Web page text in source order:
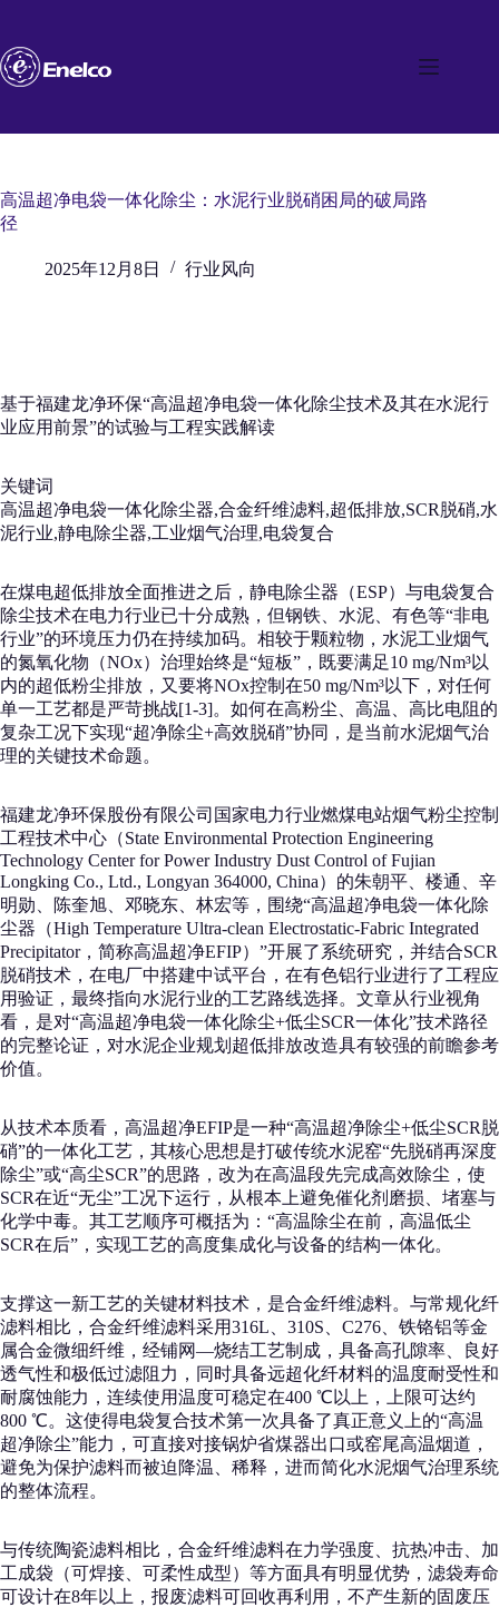
内
容
高温超净电袋一体化除尘：水泥行业脱硝困局的破局路
径
2025年12月8日 行业风向
基于福建龙净环保“高温超净电袋一体化除尘技术及其在水泥行
业应用前景”的试验与工程实践解读
关键词
高温超净电袋一体化除尘器,合金纤维滤料,超低排放,SCR脱硝,水
泥行业,静电除尘器,工业烟气治理,电袋复合
在煤电超低排放全面推进之后，静电除尘器（ESP）与电袋复合
除尘技术在电力行业已十分成熟，但钢铁、水泥、有色等“非电
行业”的环境压力仍在持续加码。相较于颗粒物，水泥工业烟气
的氮氧化物（NOx）治理始终是“短板”，既要满足10 mg/Nm³以
内的超低粉尘排放，又要将NOx控制在50 mg/Nm³以下，对任何
单一工艺都是严苛挑战[1-3]。如何在高粉尘、高温、高比电阻的
复杂工况下实现“超净除尘+高效脱硝”协同，是当前水泥烟气治
理的关键技术命题。
福建龙净环保股份有限公司国家电力行业燃煤电站烟气粉尘控制
工程技术中心（State Environmental Protection Engineering
Technology Center for Power Industry Dust Control of Fujian
Longking Co., Ltd., Longyan 364000, China）的朱朝平、楼通、辛
明勋、陈奎旭、邓晓东、林宏等，围绕“高温超净电袋一体化除
尘器（High Temperature Ultra-clean Electrostatic-Fabric Integrated
Precipitator，简称高温超净EFIP）”开展了系统研究，并结合SCR
脱硝技术，在电厂中搭建中试平台，在有色铝行业进行了工程应
用验证，最终指向水泥行业的工艺路线选择。文章从行业视角
看，是对“高温超净电袋一体化除尘+低尘SCR一体化”技术路径
的完整论证，对水泥企业规划超低排放改造具有较强的前瞻参考
价值。
从技术本质看，高温超净EFIP是一种“高温超净除尘+低尘SCR脱
硝”的一体化工艺，其核心思想是打破传统水泥窑“先脱硝再深度
除尘”或“高尘SCR”的思路，改为在高温段先完成高效除尘，使
SCR在近“无尘”工况下运行，从根本上避免催化剂磨损、堵塞与
化学中毒。其工艺顺序可概括为：“高温除尘在前，高温低尘
SCR在后”，实现工艺的高度集成化与设备的结构一体化。
支撑这一新工艺的关键材料技术，是合金纤维滤料。与常规化纤
滤料相比，合金纤维滤料采用316L、310S、C276、铁铬铝等金
属合金微细纤维，经铺网—烧结工艺制成，具备高孔隙率、良好
透气性和极低过滤阻力，同时具备远超化纤材料的温度耐受性和
耐腐蚀能力，连续使用温度可稳定在400 ℃以上，上限可达约
800 ℃。这使得电袋复合技术第一次具备了真正意义上的“高温
超净除尘”能力，可直接对接锅炉省煤器出口或窑尾高温烟道，
避免为保护滤料而被迫降温、稀释，进而简化水泥烟气治理系统
的整体流程。
与传统陶瓷滤料相比，合金纤维滤料在力学强度、抗热冲击、加
工成袋（可焊接、可柔性成型）等方面具有明显优势，滤袋寿命
可设计在8年以上，报废滤料可回收再利用，不产生新的固废压